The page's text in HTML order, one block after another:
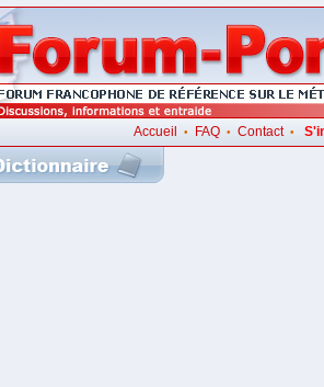
Accueil • FAQ• Contact•